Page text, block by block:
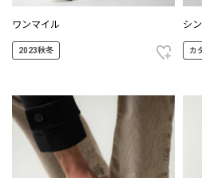
ワンマイル
2023秋冬
シ
カ